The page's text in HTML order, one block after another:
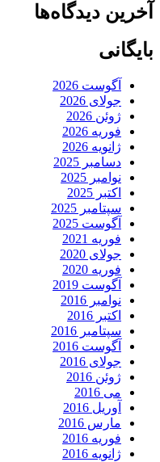
آخرین دیدگاه‌ها
بایگانی
آگوست 2026
جولای 2026
ژوئن 2026
فوریه 2026
ژانویه 2026
دسامبر 2025
نوامبر 2025
اکتبر 2025
سپتامبر 2025
آگوست 2025
فوریه 2021
جولای 2020
فوریه 2020
آگوست 2019
نوامبر 2016
اکتبر 2016
سپتامبر 2016
آگوست 2016
جولای 2016
ژوئن 2016
می 2016
آوریل 2016
مارس 2016
فوریه 2016
ژانویه 2016